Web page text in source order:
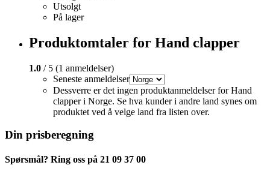
Utsolgt
På lager
Produktomtaler for Hand clapper
1.0 / 5 (1 anmeldelser)
Seneste anmeldelser
Dessverre er det ingen produktanmeldelser for Hand
clapper i Norge. Se hva kunder i andre land synes om
produktet ved å velge land fra listen over.
Din prisberegning
Spørsmål? Ring oss på 21 09 37 00